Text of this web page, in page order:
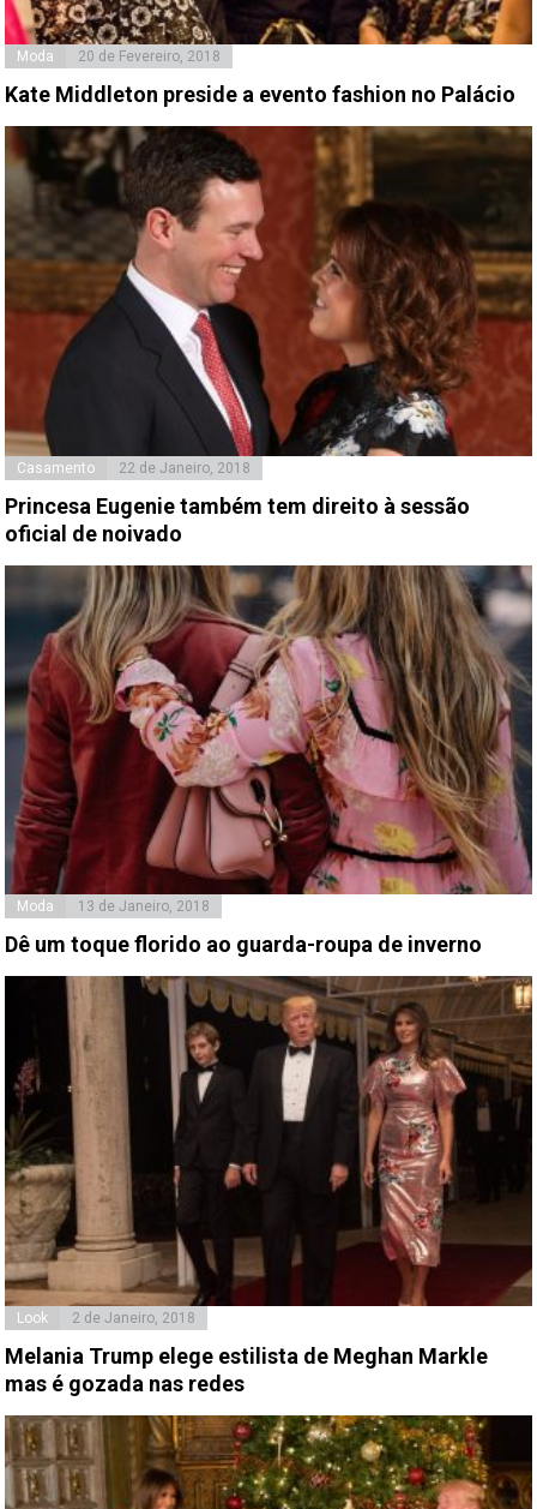
Moda 20 de Fevereiro, 2018
Kate Middleton preside a evento fashion no Palácio
Casamento 22 de Janeiro, 2018
Princesa Eugenie também tem direito à sessão
oficial de noivado
Moda 13 de Janeiro, 2018
Dê um toque florido ao guarda-roupa de inverno
Look 2 de Janeiro, 2018
Melania Trump elege estilista de Meghan Markle
mas é gozada nas redes